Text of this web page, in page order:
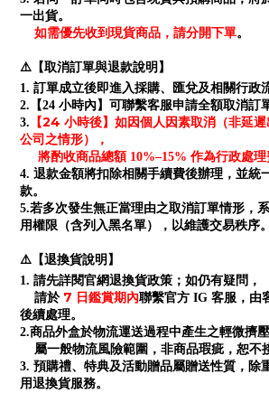
一出貨。
如需優先收到現貨商品，請分開下單。
⚠️【取消訂單與退款說明】
1. 訂單成立後即進入採購、匯兌及相關行政
2.【24 小時內】可聯繫客服申請全額取消訂
3.
【24 小時後】如因個人因素取消（非延
公司之情形），
將酌收商品總額 10%–15% 作為行政處理
4. 退款金額將扣除相關手續費後辦理，並統
款。
5.若多次發生無正當理由之取消訂單情形，
用權限（含列入黑名單），以維護交易秩序。
⚠️【退換貨說明】
1. 請先詳閱官網退換貨政策；如仍有疑問，
請於 7 日鑑賞期內聯繫官方 IG 客服，由
後續處理。
2.商品外盒於物流運送過程中產生之輕微擠
屬一般物流風險範圍，非商品瑕疵，恕不
3. 預購禮、特典及活動贈品屬贈送性質，除
用退換貨服務。